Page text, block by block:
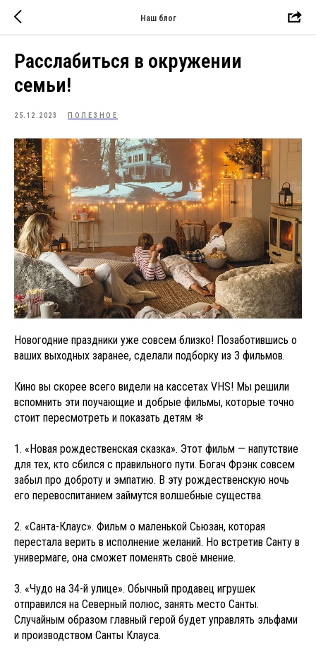
Наш блог
Расслабиться в окружении
семьи!
25.12.2023 ПОЛЕЗНОЕ
Новогодние праздники уже совсем близко! Позаботившись о
ваших выходных заранее, сделали подборку из 3 фильмов.
Кино вы скорее всего видели на кассетах VHS! Мы решили
вспомнить эти поучающие и добрые фильмы, которые точно
стоит пересмотреть и показать детям ❄
1. «Новая рождественская сказка». Этот фильм — напутствие
для тех, кто сбился с правильного пути. Богач Фрэнк совсем
забыл про доброту и эмпатию. В эту рождественскую ночь
его перевоспитанием займутся волшебные существа.
2. «Санта-Клаус». Фильм о маленькой Сьюзан, которая
перестала верить в исполнение желаний. Но встретив Санту в
универмаге, она сможет поменять своё мнение.
3. «Чудо на 34-й улице». Обычный продавец игрушек
отправился на Северный полюс, занять место Санты.
Случайным образом главный герой будет управлять эльфами
и производством Санты Клауса.